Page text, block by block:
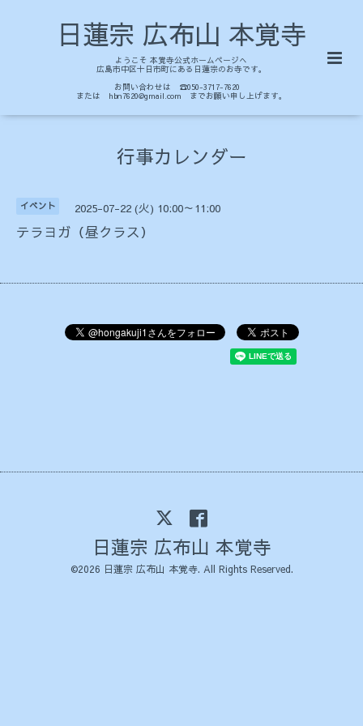
日蓮宗 広布山 本覚寺
ようこそ 本覚寺公式ホームページへ
広島市中区十日市町にある日蓮宗のお寺です。
お問い合わせは ☎050-3717-7620
または hbn7620@gmail.com までお願い申し上げます。
行事カレンダー
イベント 2025-07-22 (火) 10:00～11:00
テラヨガ（昼クラス）
日蓮宗 広布山 本覚寺
©2026 日蓮宗 広布山 本覚寺. All Rights Reserved.